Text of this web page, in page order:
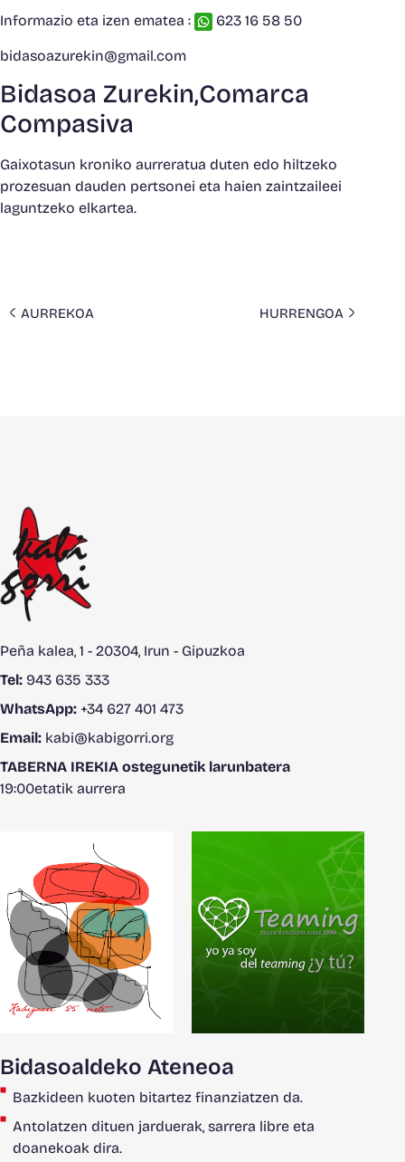
Informazio eta izen ematea : 623 16 58 50
bidasoazurekin@gmail.com
Bidasoa Zurekin,Comarca
Compasiva
Gaixotasun kroniko aurreratua duten edo hiltzeko
prozesuan dauden pertsonei eta haien zaintzaileei
laguntzeko elkartea.
AURREKOA HURRENGOA
Peña kalea, 1 - 20304, Irun - Gipuzkoa
Tel: 943 635 333
WhatsApp: +34 627 401 473
Email: kabi@kabigorri.org
TABERNA IREKIA ostegunetik larunbatera
19:00etatik aurrera
Bidasoaldeko Ateneoa
Bazkideen kuoten bitartez finanziatzen da.
Antolatzen dituen jarduerak, sarrera libre eta
doanekoak dira.